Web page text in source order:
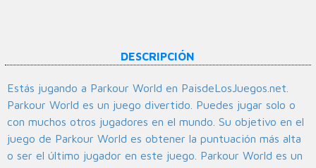
DESCRIPCIÓN
Estás jugando a Parkour World en PaisdeLosJuegos.net.
Parkour World es un juego divertido. Puedes jugar solo o
con muchos otros jugadores en el mundo. Su objetivo en el
juego de Parkour World es obtener la puntuación más alta
o ser el último jugador en este juego. Parkour World es un